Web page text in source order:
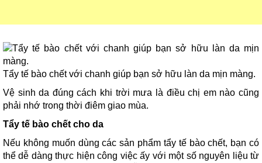
Tẩy tế bào chết với chanh giúp bạn sở hữu làn da mịn màng.
Vệ sinh da đúng cách khi trời mưa là điều chị em nào cũng
phải nhớ trong thời điêm giao mùa.
Tẩy tế bào chết cho da
Nếu không muốn dùng các sản phẩm tẩy tế bào chết, bạn có
thể dễ dàng thực hiện công việc ấy với một số nguyên liệu từ